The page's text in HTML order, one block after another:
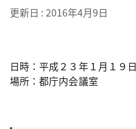
更新日 2016年4月9日
日時：平成２３年１月１９
場所：都庁内会議室